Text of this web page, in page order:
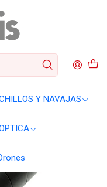
Y NAVAJAS
DE MANO
lúmenes